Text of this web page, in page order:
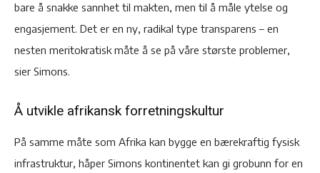
bare å snakke sannhet til makten, men til å måle ytelse og
engasjement. Det er en ny, radikal type transparens – en
nesten meritokratisk måte å se på våre største problemer,
sier Simons.
Å utvikle afrikansk forretningskultur
På samme måte som Afrika kan bygge en bærekraftig fysisk
infrastruktur, håper Simons kontinentet kan gi grobunn for en